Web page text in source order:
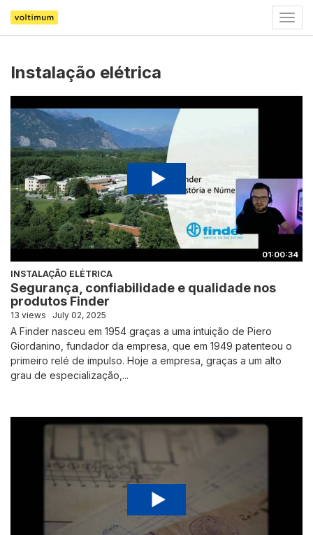
Instalação elétrica
01:00:34
INSTALAÇÃO ELÉTRICA
Segurança, confiabilidade e qualidade nos
produtos Finder
13 views July 02, 2025
A Finder nasceu em 1954 graças a uma intuição de Piero
Giordanino, fundador da empresa, que em 1949 patenteou o
primeiro relé de impulso. Hoje a empresa, graças a um alto
grau de especialização,...